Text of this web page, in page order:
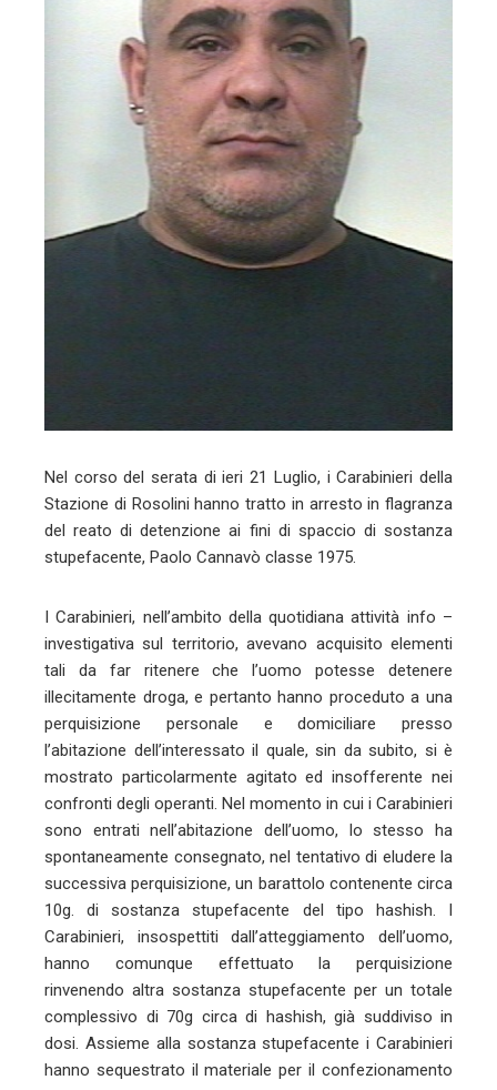
Nel corso del serata di ieri 21 Luglio, i Carabinieri della
Stazione di Rosolini hanno tratto in arresto in flagranza
del reato di detenzione ai fini di spaccio di sostanza
stupefacente, Paolo Cannavò classe 1975.
I Carabinieri, nell’ambito della quotidiana attività info –
investigativa sul territorio, avevano acquisito elementi
tali da far ritenere che l’uomo potesse detenere
illecitamente droga, e pertanto hanno proceduto a una
perquisizione personale e domiciliare presso
l’abitazione dell’interessato il quale, sin da subito, si è
mostrato particolarmente agitato ed insofferente nei
confronti degli operanti. Nel momento in cui i Carabinieri
sono entrati nell’abitazione dell’uomo, lo stesso ha
spontaneamente consegnato, nel tentativo di eludere la
successiva perquisizione, un barattolo contenente circa
10g. di sostanza stupefacente del tipo hashish. I
Carabinieri, insospettiti dall’atteggiamento dell’uomo,
hanno comunque effettuato la perquisizione
rinvenendo altra sostanza stupefacente per un totale
complessivo di 70g circa di hashish, già suddiviso in
dosi. Assieme alla sostanza stupefacente i Carabinieri
hanno sequestrato il materiale per il confezionamento